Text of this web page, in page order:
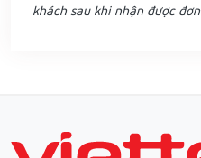
khách sau khi nhận được